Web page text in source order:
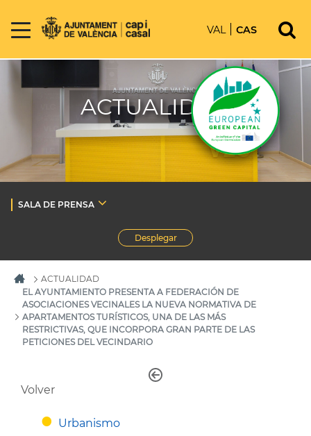
VAL CAS
ACTUALIDAD
SALA DE PRENSA
Desplegar
ACTUALIDAD
EL AYUNTAMIENTO PRESENTA A FEDERACIÓN DE
ASOCIACIONES VECINALES LA NUEVA NORMATIVA DE
APARTAMENTOS TURÍSTICOS, UNA DE LAS MÁS
RESTRICTIVAS, QUE INCORPORA GRAN PARTE DE LAS
PETICIONES DEL VECINDARIO
Volver
Urbanismo